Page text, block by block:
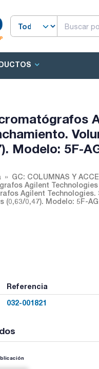
Modelo: 5F-
GC: COLUMNAS Y
Agilent Technologies
Agilent Technologies.
(0,63/0,47). Modelo: 5F-
Referencia
032-001821